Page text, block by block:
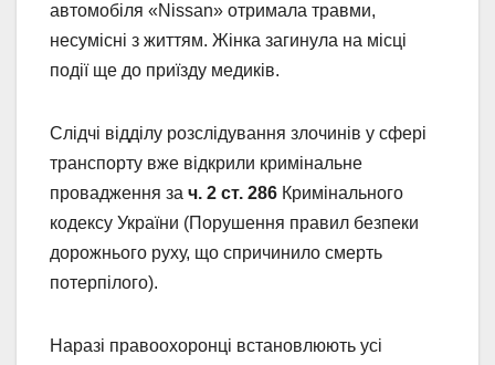
автомобіля «Nissan» отримала травми,
несумісні з життям. Жінка загинула на місці
події ще до приїзду медиків.
Слідчі відділу розслідування злочинів у сфері
транспорту вже відкрили кримінальне
провадження за ч. 2 ст. 286 Кримінального
кодексу України (Порушення правил безпеки
дорожнього руху, що спричинило смерть
потерпілого).
Наразі правоохоронці встановлюють усі